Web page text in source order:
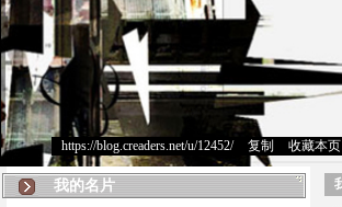
https://blog.creaders.net/u/12452/> 复制 收藏本页
我的名片